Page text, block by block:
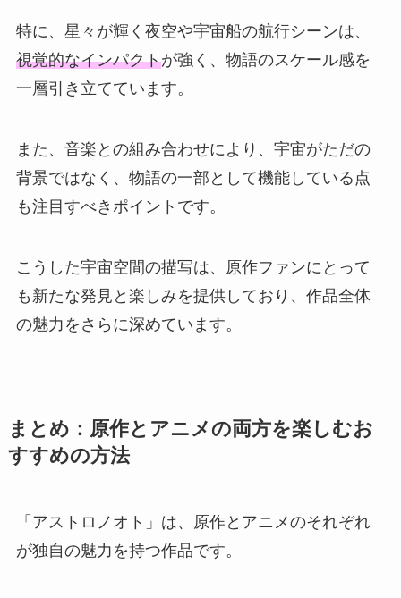
特に、星々が輝く夜空や宇宙船の航行シーンは、
視覚的なインパクトが強く、物語のスケール感を
一層引き立てています。
また、音楽との組み合わせにより、宇宙がただの
背景ではなく、物語の一部として機能している点
も注目すべきポイントです。
こうした宇宙空間の描写は、原作ファンにとって
も新たな発見と楽しみを提供しており、作品全体
の魅力をさらに深めています。
まとめ：原作とアニメの両方を楽しむお
すすめの方法
「アストロノオト」は、原作とアニメのそれぞれ
が独自の魅力を持つ作品です。